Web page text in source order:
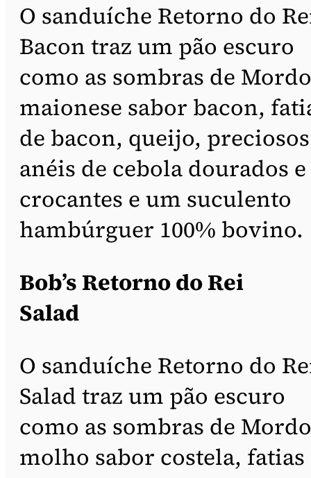
O sanduíche Retorno do
Bacon traz um pão escuro
como as sombras de
maionese sabor bacon,
de bacon, queijo, preciosos
anéis de cebola dourados e
crocantes e um suculento
hambúrguer 100% bovino.
Bob’s Retorno do Rei
Salad
O sanduíche Retorno do
Salad traz um pão escuro
como as sombras de
molho sabor costela, fatias